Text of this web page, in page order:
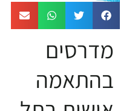
מדרסים
בהתאמה